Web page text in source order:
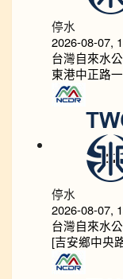
停水
2026-08-07,
台灣自來水
東港中正路
停水
2026-08-07,
台灣自來水
[吉安鄉中央